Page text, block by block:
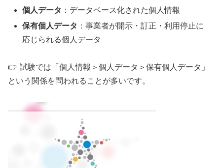
個人データ ：データベース化された個人情報
保有個人データ ：事業者が開示・訂正・利用停止に
応じられる個人データ
👉 試験では「個人情報＞個人データ＞保有個人データ」
という関係を問われることが多いです。